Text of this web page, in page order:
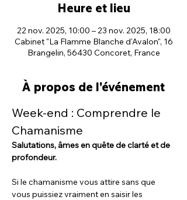
Heure et lieu
22 nov. 2025, 10:00 – 23 nov. 2025, 18:00
Cabinet "La Flamme Blanche d'Avalon", 16
Brangelin, 56430 Concoret, France
À propos de l'événement
Week-end : Comprendre le
Chamanisme
Salutations, âmes en quête de clarté et de
profondeur.
Si le chamanisme vous attire sans que
vous puissiez vraiment en saisir les